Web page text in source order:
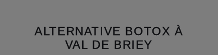
ALTERNATIVE BOTOX À
VAL DE BRIEY